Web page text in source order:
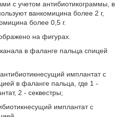
с учетом антибиотикограммы, в
ванкомицина более 2 г,
более 0,5 г.
на фигурах.
в фаланге пальца спицей
имплантат с
в фаланге пальца, где 1 -
2 - секвестры;
имплантат с